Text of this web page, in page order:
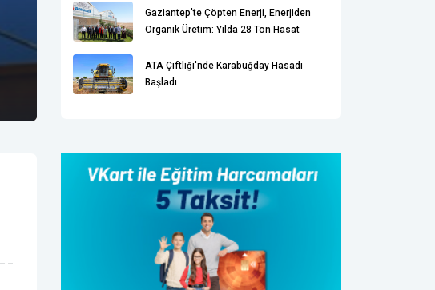
Gaziantep'te Çöpten Enerji, Enerjiden
Organik Üretim: Yılda 28 Ton Hasat
ATA Çiftliği'nde Karabuğday Hasadı
Başladı